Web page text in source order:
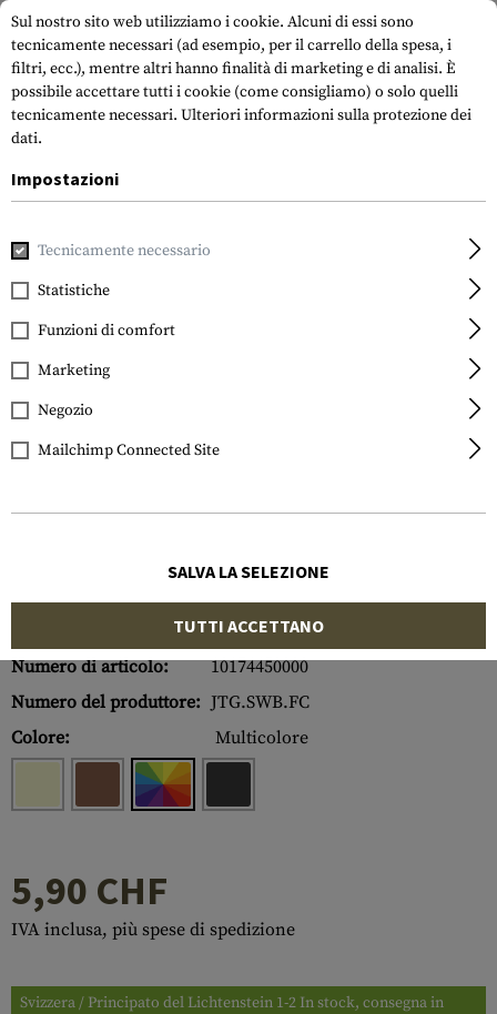
JTG
SOF Skull Badge Rubber
Patch
Numero di articolo:
10174450000
Numero del produttore: JTG.SWB.FC
Colore:
Multicolore
5,90 CHF
IVA inclusa, più spese di spedizione
Svizzera / Principato del Lichtenstein 1-2 In stock, consegna in
Sul nostro sito web utilizziamo i cookie. Alcuni di essi sono
tecnicamente necessari (ad esempio, per il carrello della spesa, i
filtri, ecc.), mentre altri hanno finalità di marketing e di analisi. È
possibile accettare tutti i cookie (come consigliamo) o solo quelli
tecnicamente necessari. Ulteriori informazioni sulla protezione dei
dati.
Impostazioni
Tecnicamente necessario
Statistiche
Funzioni di comfort
Marketing
Negozio
Mailchimp Connected Site
SALVA LA SELEZIONE
TUTTI ACCETTANO